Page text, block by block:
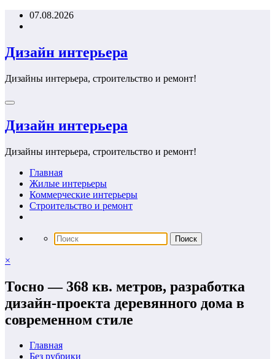
Перейти07.08.2026
Дизайн интерьера
Дизайны интерьера, строительство и ремонт!
Дизайн интерьера
Дизайны интерьера, строительство и ремонт!
Главная
Жилые интерьеры
Коммерческие интерьеры
Строительство и ремонт
×
Тосно — 368 кв. метров, разработка
дизайн-проекта деревянного дома в
современном стиле
Главная
Без рубрики